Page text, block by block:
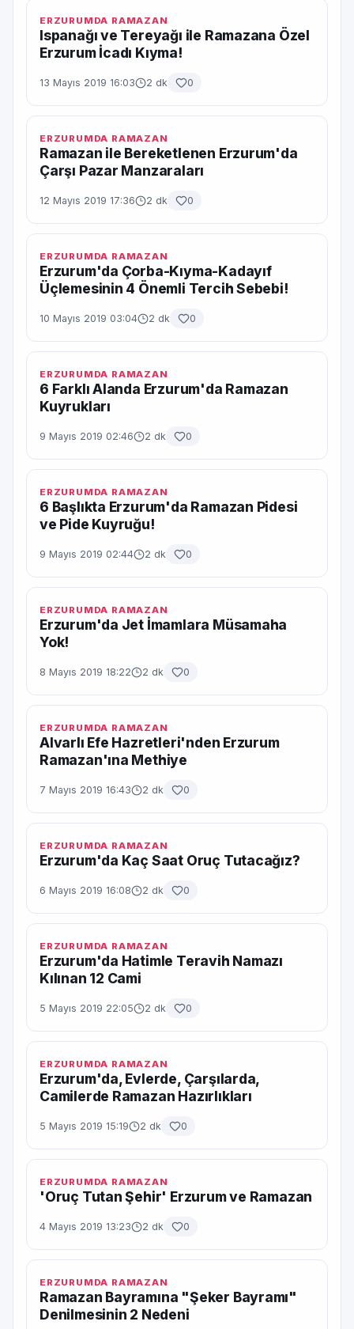
ERZURUMDA RAMAZAN
Ispanağı ve Tereyağı ile Ramazana Özel
Erzurum İcadı Kıyma!
13 Mayıs 2019 16:03 2 dk 0
ERZURUMDA RAMAZAN
Ramazan ile Bereketlenen Erzurum'da
Çarşı Pazar Manzaraları
12 Mayıs 2019 17:36 2 dk 0
ERZURUMDA RAMAZAN
Erzurum'da Çorba-Kıyma-Kadayıf
Üçlemesinin 4 Önemli Tercih Sebebi!
10 Mayıs 2019 03:04 2 dk 0
ERZURUMDA RAMAZAN
6 Farklı Alanda Erzurum'da Ramazan
Kuyrukları
9 Mayıs 2019 02:46 2 dk 0
ERZURUMDA RAMAZAN
6 Başlıkta Erzurum'da Ramazan Pidesi
ve Pide Kuyruğu!
9 Mayıs 2019 02:44 2 dk 0
ERZURUMDA RAMAZAN
Erzurum'da Jet İmamlara Müsamaha
Yok!
8 Mayıs 2019 18:22 2 dk 0
ERZURUMDA RAMAZAN
Alvarlı Efe Hazretleri'nden Erzurum
Ramazan'ına Methiye
7 Mayıs 2019 16:43 2 dk 0
ERZURUMDA RAMAZAN
Erzurum'da Kaç Saat Oruç Tutacağız?
6 Mayıs 2019 16:08 2 dk 0
ERZURUMDA RAMAZAN
Erzurum'da Hatimle Teravih Namazı
Kılınan 12 Cami
5 Mayıs 2019 22:05 2 dk 0
ERZURUMDA RAMAZAN
Erzurum'da, Evlerde, Çarşılarda,
Camilerde Ramazan Hazırlıkları
5 Mayıs 2019 15:19 2 dk 0
ERZURUMDA RAMAZAN
'Oruç Tutan Şehir' Erzurum ve Ramazan
4 Mayıs 2019 13:23 2 dk 0
ERZURUMDA RAMAZAN
Ramazan Bayramına "Şeker Bayramı"
Denilmesinin 2 Nedeni